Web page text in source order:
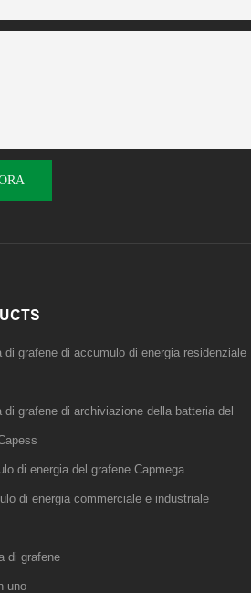
di grafene di accumulo di energia residenziale
di grafene di archiviazione della batteria del
di energia del grafene Capmega
di energia commerciale e industriale
di grafene
uno